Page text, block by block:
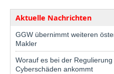
Aktuelle Nachrichten
GGW übernimmt weiteren
Makler
Worauf es bei der Regulierung
Cyberschäden ankommt